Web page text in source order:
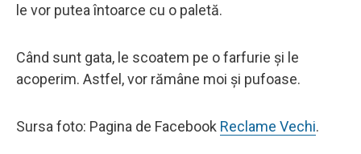
le vor putea întoarce cu o paletă.
Când sunt gata, le scoatem pe o farfurie și le
acoperim. Astfel, vor rămâne moi și pufoase.
Sursa foto: Pagina de Facebook Reclame Vechi.